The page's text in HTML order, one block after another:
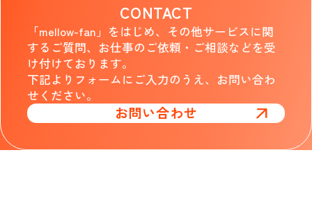
CONTACT
「mellow-fan」をはじめ、その他サービスに関
するご質問、お仕事のご依頼・ご相談などを受
け付けております。
下記よりフォームにご入力のうえ、お問い合わ
せください。
お問い合わせ